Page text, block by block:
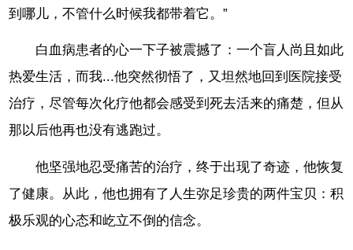
到哪儿，不管什么时候我都带着它。”
白血病患者的心一下子被震撼了：一个盲人尚且如此
热爱生活，而我...他突然彻悟了，又坦然地回到医院接受
治疗，尽管每次化疗他都会感受到死去活来的痛楚，但从
那以后他再也没有逃跑过。
他坚强地忍受痛苦的治疗，终于出现了奇迹，他恢复
了健康。从此，他也拥有了人生弥足珍贵的两件宝贝：积
极乐观的心态和屹立不倒的信念。